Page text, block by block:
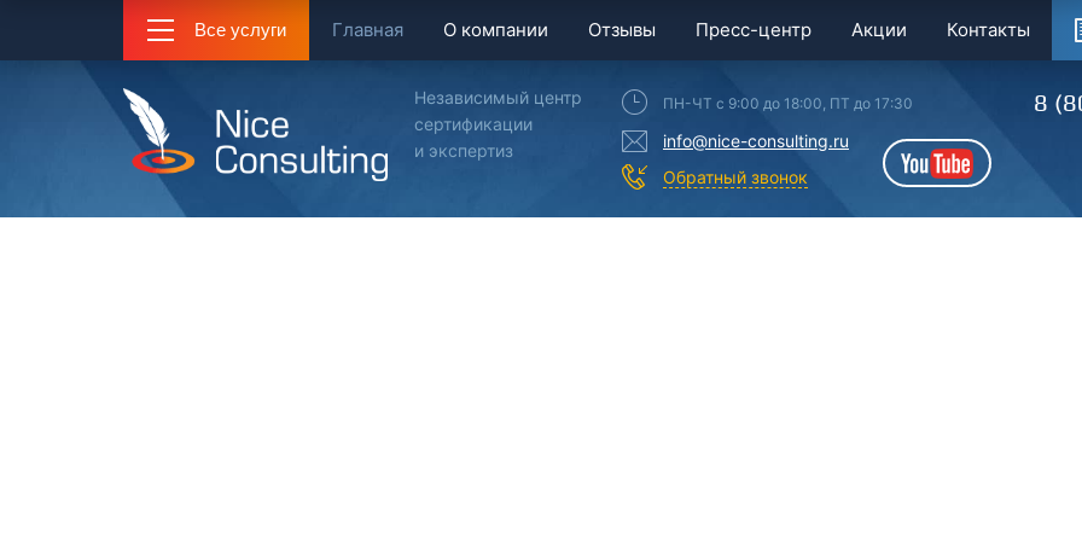
Все услуги Главная О компании Отзывы Пресс-центр Акции Контакты
Независимый центр
сертификации
и экспертиз
ПН-ЧТ с 9:00 до 18:00, ПТ до 17:30
info@nice-consulting.ru
Обратный звонок
YouTube
8